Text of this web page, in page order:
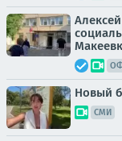
Новый
СМИ